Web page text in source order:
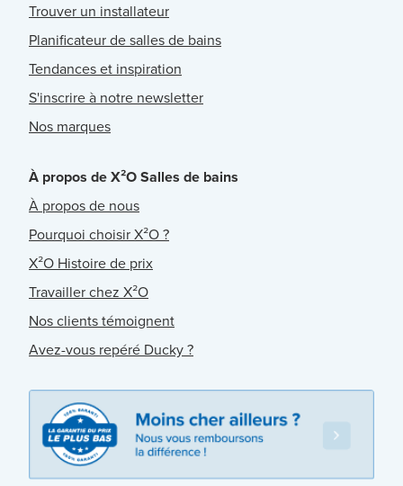
Trouver un installateur
Planificateur de salles de bains
Tendances et inspiration
S'inscrire à notre newsletter
Nos marques
À propos de X²O Salles de bains
À propos de nous
Pourquoi choisir X²O ?
X²O Histoire de prix
Travailler chez X²O
Nos clients témoignent
Avez-vous repéré Ducky ?